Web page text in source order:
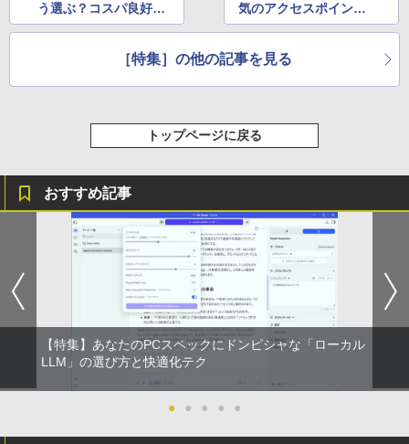
BUGS LIFE
コカ・コーラ やかんの麦茶 from 爽健美茶 ラ
スーパーの裏でヤニ吸うふたり 9巻 (デジタル
版ビッグガンガンコミックス)
￥810
う選ぶ？コスパ良好な
オススメ5モデルにも
気のアクセスポイント
で解決してみた
［特集］の他の記事を見る
トップページに戻る
おすすめ記事
【特集】あなたのPCスペックにドンピシャな「ローカル
LLM」の選び方と快適化テク
● ● ● ● ●